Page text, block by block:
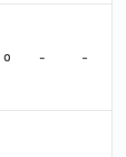
0 - -